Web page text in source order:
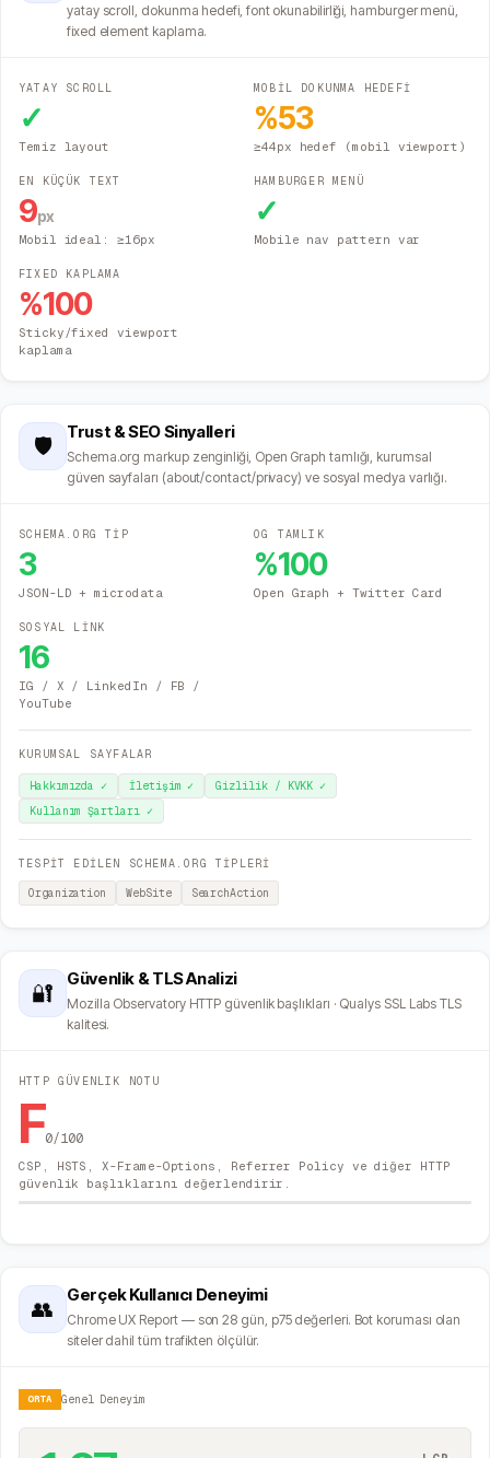
yatay scroll, dokunma hedefi, font okunabilirliği, hamburger menü,
fixed element kaplama.
YATAY SCROLL
✓
Temiz layout
MOBİL DOKUNMA HEDEFİ
%53
≥44px hedef (mobil viewport)
EN KÜÇÜK TEXT
9px
Mobil ideal: ≥16px
HAMBURGER MENÜ
✓
Mobile nav pattern var
FIXED KAPLAMA
%100
Sticky/fixed viewport
kaplama
🛡️
Trust & SEO Sinyalleri
Schema.org markup zenginliği, Open Graph tamlığı, kurumsal
güven sayfaları (about/contact/privacy) ve sosyal medya varlığı.
SCHEMA.ORG TİP
3
JSON-LD + microdata
OG TAMLIK
%100
Open Graph + Twitter Card
SOSYAL LİNK
16
IG / X / LinkedIn / FB /
YouTube
KURUMSAL SAYFALAR
Hakkımızda ✓ İletişim ✓ Gizlilik / KVKK ✓
Kullanım Şartları ✓
TESPİT EDİLEN SCHEMA.ORG TİPLERİ
Organization WebSite SearchAction
🔐
Güvenlik & TLS Analizi
Mozilla Observatory HTTP güvenlik başlıkları · Qualys SSL Labs TLS
kalitesi.
HTTP GÜVENLIK NOTU
F0/100
CSP, HSTS, X-Frame-Options, Referrer Policy ve diğer HTTP
güvenlik başlıklarını değerlendirir.
👥
Gerçek Kullanıcı Deneyimi
Chrome UX Report — son 28 gün, p75 değerleri. Bot koruması olan
siteler dahil tüm trafikten ölçülür.
ORTA Genel Deneyim